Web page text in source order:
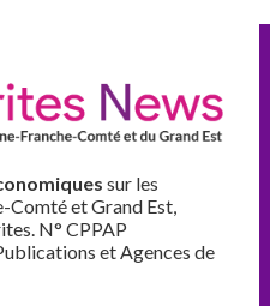
sur les
Comté et Grand Est,
N° CPPAP
et Agences de